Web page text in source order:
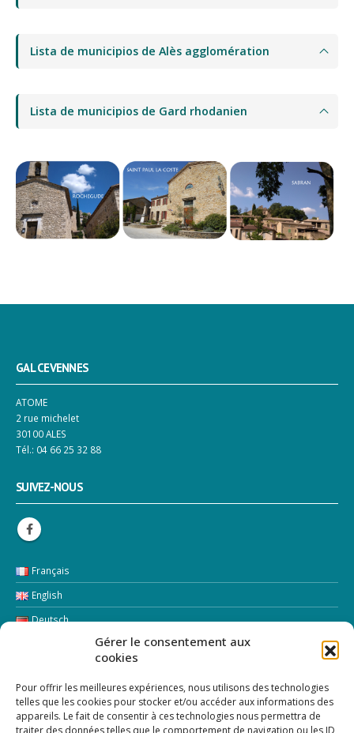
Gérer le consentement aux
cookies
Pour offrir les meilleures expériences, nous utilisons des technologies
telles que les cookies pour stocker et/ou accéder aux informations des
appareils. Le fait de consentir à ces technologies nous permettra de
traiter des données telles que le comportement de navigation ou les ID
Lista de municipios de Alès agglomération
Lista de municipios de Gard rhodanien
GAL CEVENNES
ATOME
2 rue michelet
30100 ALES
Tél.: 04 66 25 32 88
SUIVEZ-NOUS
Français
English
Deutsch
LETTRE D’INFORMATION
Addresse Email: